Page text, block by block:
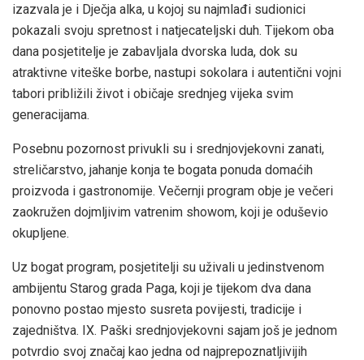
izazvala je i Dječja alka, u kojoj su najmlađi sudionici
pokazali svoju spretnost i natjecateljski duh. Tijekom oba
dana posjetitelje je zabavljala dvorska luda, dok su
atraktivne viteške borbe, nastupi sokolara i autentični vojni
tabori približili život i običaje srednjeg vijeka svim
generacijama.
Posebnu pozornost privukli su i srednjovjekovni zanati,
streličarstvo, jahanje konja te bogata ponuda domaćih
proizvoda i gastronomije. Večernji program obje je večeri
zaokružen dojmljivim vatrenim showom, koji je oduševio
okupljene.
Uz bogat program, posjetitelji su uživali u jedinstvenom
ambijentu Starog grada Paga, koji je tijekom dva dana
ponovno postao mjesto susreta povijesti, tradicije i
zajedništva. IX. Paški srednjovjekovni sajam još je jednom
potvrdio svoj značaj kao jedna od najprepoznatljivijih